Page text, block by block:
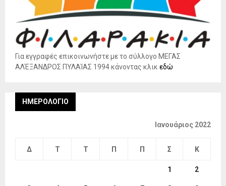
Για εγγραφές επικοινωνήστε με το σύλλογο ΜΕΓΑΣ
ΑΛΈΞΑΝΔΡΟΣ ΠΥΛΑΊΑΣ 1994 κάνοντας κλικ εδώ
ΗΜΕΡΟΛΌΓΙΟ
Ιανουάριος 2022
Δ Τ Τ Π Π Σ Κ
1 2